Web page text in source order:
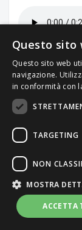
Questo sito
Questo sito web
navigazione.
in conformità con
TARGETING
NON
MOSTRA
ACCETTA